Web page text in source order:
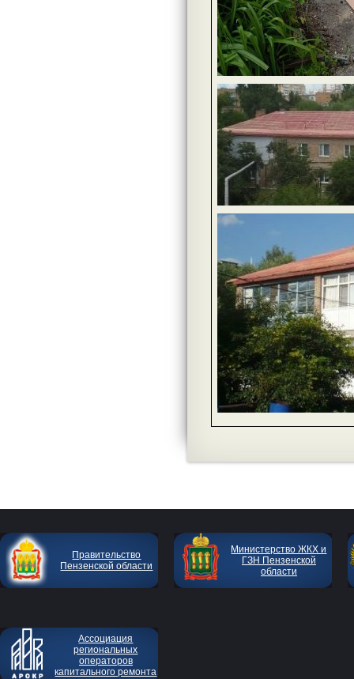
Правительство
Пензенской области
Министерство ЖКХ и
ГЗН Пензенской
области
Ассоциация
региональных
операторов
капитального ремонта